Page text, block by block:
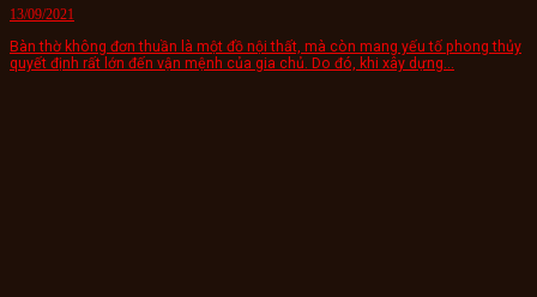
13/09/2021
Bàn thờ không đơn thuần là một đồ nội thất, mà còn mang yếu tố phong thủy
quyết định rất lớn đến vận mệnh của gia chủ. Do đó, khi xây dựng...